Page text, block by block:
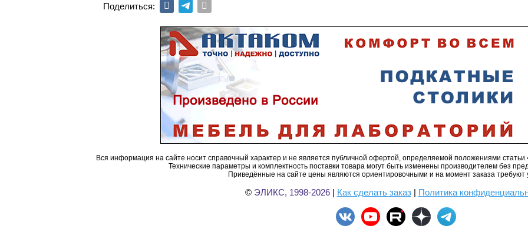
Поделиться:
Вся информация на сайте носит справочный характер и не является публичной офертой, определяемой положениями статьи
Технические параметры и комплектность поставки товара могут быть изменены производителем без
Приведённые на сайте цены являются ориентировочными и на момент заказа требуют
© ЭЛИКС, 1998-2026| Как сделать заказ| Политика